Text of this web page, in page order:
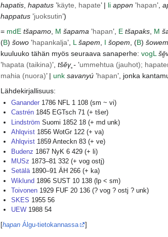
hapatis hapatus ’käyte, hapate’ | li appən ’hapan’,
happatus ’juoksutin’)
= mdE tšapamo M šapama ’hapan’, E tšapaks M
(B) šowo ’hapankalja’, L šapem I šopem , (B) šowem
kuuluuko tähän myös seuraava sanaperhe: vogL
’hapata (taikina)’, tšĕγ˳- ’ummehtua (jauhot);
mahia (nuora)’ | unk savanyú ’hapan’, jonka
Lähdekirjallisuus:
Ganander1786 NFL 1 108 (sm ~ vi)
Castrén1845 EGTsch 71 (+ tšer)
Lindström Suomi 1852 18 (+ md unk)
Ahlqvist1856 WotGr 122 (+ va)
Ahlqvist1859 Anteckn 83 (+ ve)
Budenz 1867 NyK 6 429 (+ li)
MUSz 1873–81 332 (+ vog ostj)
Setälä1890–91 ÄH 266 (+ ka)
Wiklund1896 SUST 10 138 (lp < sm)
Toivonen1929 FUF 20 136 (? vog ? ostj ? unk)
SKES 1955 56
UEW1988 54
[hapan Álgu-tietokannassa ]